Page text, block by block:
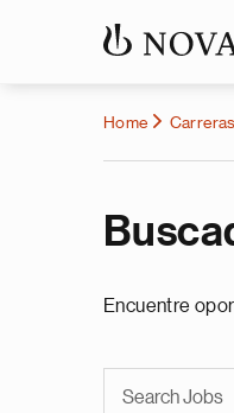
Home Carreras
Encuentre